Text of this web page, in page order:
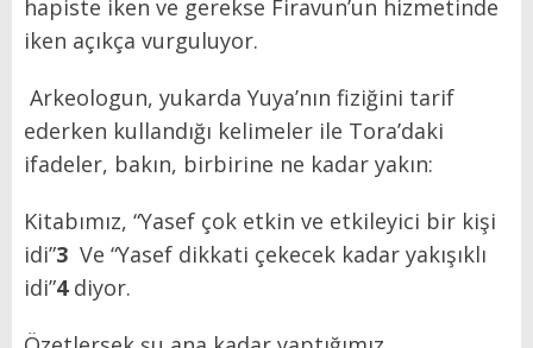
hapiste iken ve gerekse Firavun’un hizmetinde
iken açıkça vurguluyor.
Arkeologun, yukarda Yuya’nın fiziğini tarif
ederken kullandığı kelimeler ile Tora’daki
ifadeler, bakın, birbirine ne kadar yakın:
Kitabımız, “Yasef çok etkin ve etkileyici bir kişi
idi”3 Ve “Yasef dikkati çekecek kadar yakışıklı
idi”4diyor.